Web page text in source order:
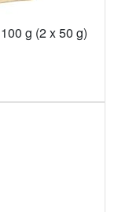
g (2 x 50 g)